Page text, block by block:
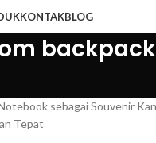
KONTAKBLOG
backpack